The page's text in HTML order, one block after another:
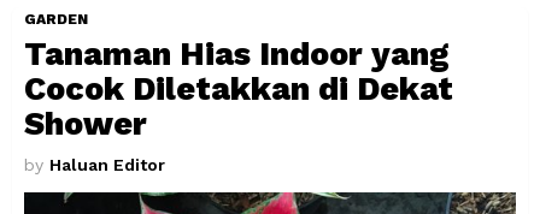
GARDEN
Tanaman Hias Indoor yang
Cocok Diletakkan di Dekat
Shower
by Haluan Editor